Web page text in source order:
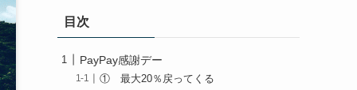
目次
PayPay感謝デー
① 最大20％戻ってくる